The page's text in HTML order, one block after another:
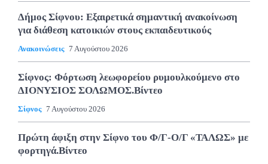
Δήμος Σίφνου: Εξαιρετικά σημαντική ανακοίνωση
για διάθεση κατοικιών στους εκπαιδευτικούς
Ανακοινώσεις 7 Αυγούστου 2026
Σίφνος: Φόρτωση λεωφορείου ρυμουλκούμενο στο
ΔΙΟΝΥΣΙΟΣ ΣΟΛΩΜΟΣ.Βίντεο
Σίφνος 7 Αυγούστου 2026
Πρώτη άφιξη στην Σίφνο του Φ/Γ-Ο/Γ «ΤΑΛΩΣ» με
φορτηγά.Βίντεο